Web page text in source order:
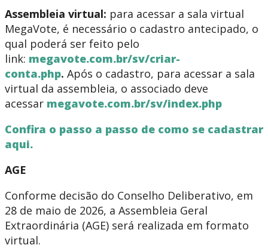
Assembleia virtual: para acessar a sala virtual
MegaVote, é necessário o cadastro antecipado, o
qual poderá ser feito pelo
link: megavote.com.br/sv/criar-
conta.php. Após o cadastro, para acessar a sala
virtual da assembleia, o associado deve
acessar megavote.com.br/sv/index.php
Confira o passo a passo de como se cadastrar
aqui.
AGE
Conforme decisão do Conselho Deliberativo, em
28 de maio de 2026, a Assembleia Geral
Extraordinária (AGE) será realizada em formato
virtual.